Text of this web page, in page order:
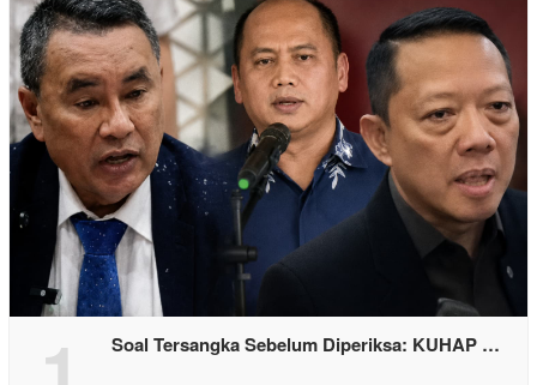
Soal Tersangka Sebelum Diperiksa: KUHAP …